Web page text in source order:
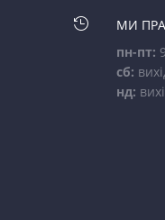

МИ
пн-пт:
сб:
нд: